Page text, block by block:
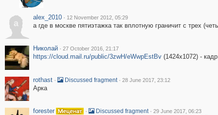
a
alex_2010 · 12 November 2012, 05:29
а где в москве пятиэтажка так вплотную граничит с трех
Николай · 27 October 2016, 21:17
https://cloud.mail.ru/public/3zwH/eWwpEstBv(1424x1072) -
rothast · Discussed fragment · 28 June 2017, 23:12
Арка
forester · Discussed fragment · 29 June 2017, 06:23